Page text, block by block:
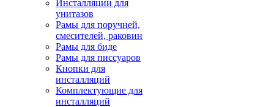
Инсталляции для
унитазов
Рамы для поручней,
смесителей, раковин
Рамы для биде
Рамы для писсуаров
Кнопки для
инсталляций
Комплектующие для
инсталляций